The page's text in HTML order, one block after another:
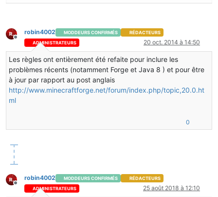
Hors-ligne
robin4002 MODDEURS CONFIRMÉS
RÉDACTEURS
ADMINISTRATEURS
20 oct. 2014 à 14:50
Les règles ont entièrement été refaite pour inclure les
problèmes récents (notamment Forge et Java 8 ) et pour être
à jour par rapport au post anglais
http://www.minecraftforge.net/forum/index.php/topic,20.0.ht
ml
0
Hors-ligne
robin4002 MODDEURS CONFIRMÉS
RÉDACTEURS
ADMINISTRATEURS
25 août 2018 à 12:10